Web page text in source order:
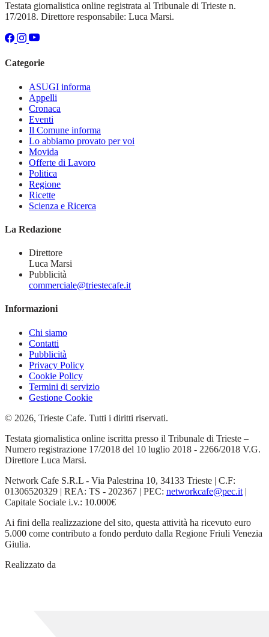
Testata giornalistica online registrata al Tribunale di Trieste n.
17/2018. Direttore responsabile: Luca Marsi.
Categorie
ASUGI informa
Appelli
Cronaca
Eventi
Il Comune informa
Lo abbiamo provato per voi
Movida
Offerte di Lavoro
Politica
Regione
Ricette
Scienza e Ricerca
La Redazione
Direttore
Luca Marsi
Pubblicità
commerciale@triestecafe.it
Informazioni
Chi siamo
Contatti
Pubblicità
Privacy Policy
Cookie Policy
Termini di servizio
Gestione Cookie
© 2026, Trieste Cafe. Tutti i diritti riservati.
Testata giornalistica online iscritta presso il Tribunale di Trieste –
Numero registrazione 17/2018 del 10 luglio 2018 - 2266/2018 V.G.
Direttore Luca Marsi.
Network Cafe S.R.L - Via Palestrina 10, 34133 Trieste | C.F:
01306520329 | REA: TS - 202367 | PEC: networkcafe@pec.it |
Capitale Sociale i.v.: 10.000€
Ai fini della realizzazione del sito, questa attività ha ricevuto euro
5.000 come contributo a fondo perduto dalla Regione Friuli Venezia
Giulia.
Realizzato da